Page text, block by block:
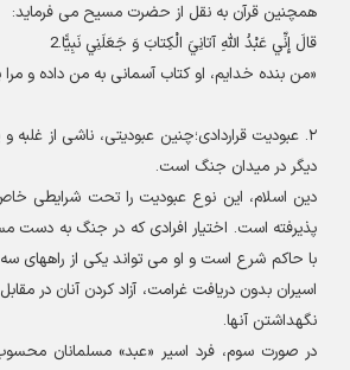
همچنين قرآن به نقل از حضرت مسيح مى‏ فرمايد:
قالَ إِنِّي عَبْدُ اللَّهِ آتانِيَ الْكِتابَ وَ جَعَلَنِي نَبِيًّا.2
من بنده خدايم، او كتاب آسمانى به من داده و مرا
.عبوديت قراردادى؛چنين عبوديتى، ناشى از غلبه و
ديگر در ميدان جنگ است.
دين اسلام، اين نوع عبوديت را تحت شرايطى خاص
پذيرفته است. اختيار افرادى كه در جنگ به دست
با حاكم شرع است و او مى ‏تواند يكى از راه‏هاى سه‏
اسيران بدون دريافت غرامت، آزاد كردن آنان در
نگهداشتن آن‏ها.
در صورت سوم، فرد اسير «عبد» مسلمانان